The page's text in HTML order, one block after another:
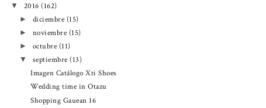
▼ 2016 (162)
► diciembre (15)
► noviembre (15)
► octubre (11)
▼ septiembre (13)
Imagen Catálogo Xti Shoes
Wedding time in Otazu
Shopping Gauean 16